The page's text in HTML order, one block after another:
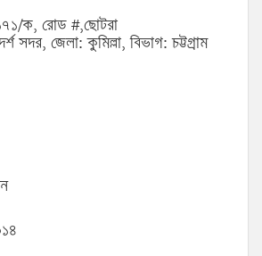
ক, রোড #,ছোটরা
সদর, জেলা: কুমিল্লা, বিভাগ: চট্টগ্রাম